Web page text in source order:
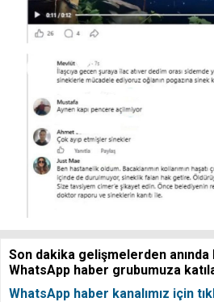
Son dakika gelişmelerden
WhatsApp haber grubumuza
WhatsApp haber kanalımız için